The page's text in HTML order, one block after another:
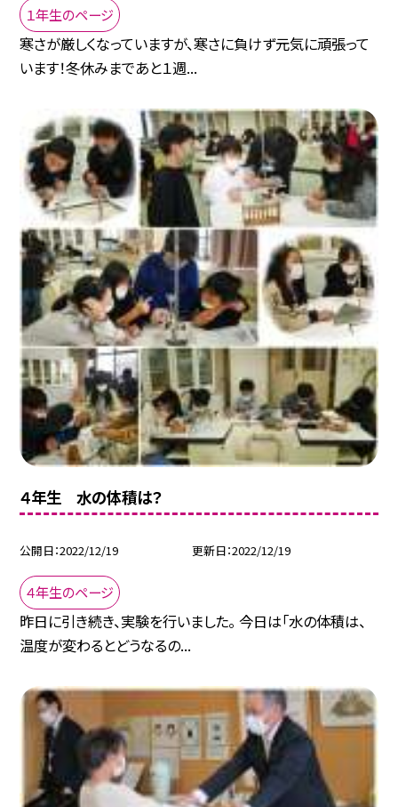
１年生のページ
寒さが厳しくなっていますが、寒さに負けず元気に頑張って
います！冬休みまであと１週...
４年生 水の体積は？
公開日 2022/12/19 更新日 2022/12/19
４年生のページ
昨日に引き続き、実験を行いました。 今日は「水の体積は、
温度が変わるとどうなるの...